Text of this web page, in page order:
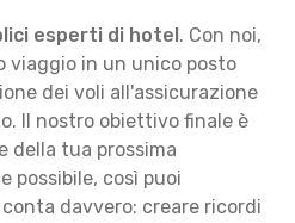
esperti di hotel. Con noi,
viaggio in un unico posto
dei voli all'assicurazione
Il nostro obiettivo finale è
della tua prossima
possibile, così puoi
davvero: creare ricordi